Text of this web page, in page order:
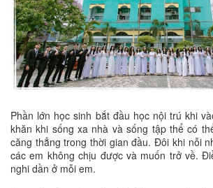
Phần lớn học sinh bắt đầu học nội trú khi
khăn khi sống xa nhà và sống tập thể có
căng thẳng trong thời gian đầu. Đôi khi nỗi
các em không chịu được và muốn trở về.
nghi dần ở mỗi em.